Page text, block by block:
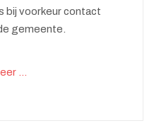
bij voorkeur contact
gemeente.
…